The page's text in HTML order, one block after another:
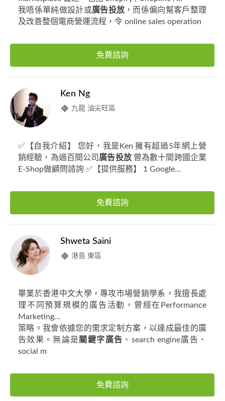
我唔係單純做設計或廣告投放 ，而係偏向幫客戶整理
及改善整個電商營運流程，令 online sales operation
免費諮詢
Ken Ng
九龍 油尖旺區
✅【自我介紹】 您好，我是Ken 擁有超過5年網上營
銷經驗，為過百間公司 廣告投放曾為數十間跨國企業
E-Shop做顧問諮詢 ✅【提供服務】 1 Google...
免費諮詢
Shweta Saini
港島 東區
畢業於香港中文大學，專攻市場營銷學系，我擅長處
理不同預算規模的廣告活動，曾經在Performance
Marketing...
策略。我會依據您的需求定制方案，以達成最佳的廣
告效果。無論是 關鍵字廣告 、search engine廣告、
social m
免費諮詢